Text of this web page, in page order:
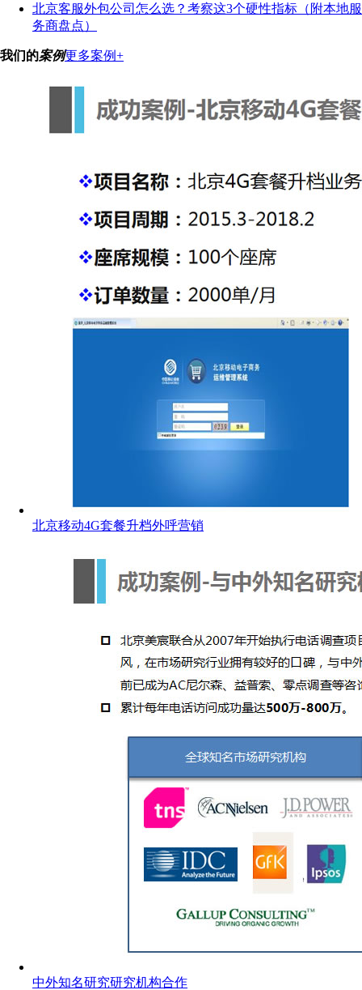
北京客服外包公司怎么选？考察这3个硬性指标（附本地服
务商盘点）
我们的案例更多案例+
北京移动4G套餐升档外呼营销
中外知名研究研究机构合作